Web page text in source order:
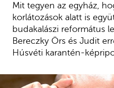
Mit tegyen az egyház,
korlátozások alatt is
budakalászi református
Bereczky Örs és Judit
Húsvéti karantén-